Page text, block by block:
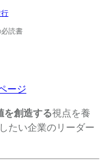
読書
ージ
を創造する視点を養
たい企業のリーダー